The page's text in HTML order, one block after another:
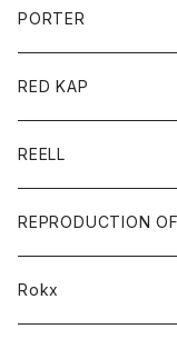
ロングスリーブＴシャツ
コート
ジャケット
アクセサリー
バッグ
キッズ
Tシャツ
帽子
グッズ
靴
バック
トップス
カットソー
ボトムス
ダウンジャケット
PORTER
カードホルダー
キーホルダー
財布
バック
RED KAP
REELL
パンツ
ショートパンツ
REPRODUCTION
Rokx